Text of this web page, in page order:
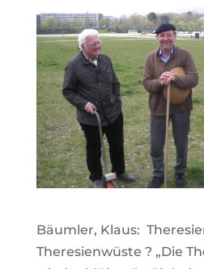
Bäumler, Klaus:
Theresienwüste ? „Die